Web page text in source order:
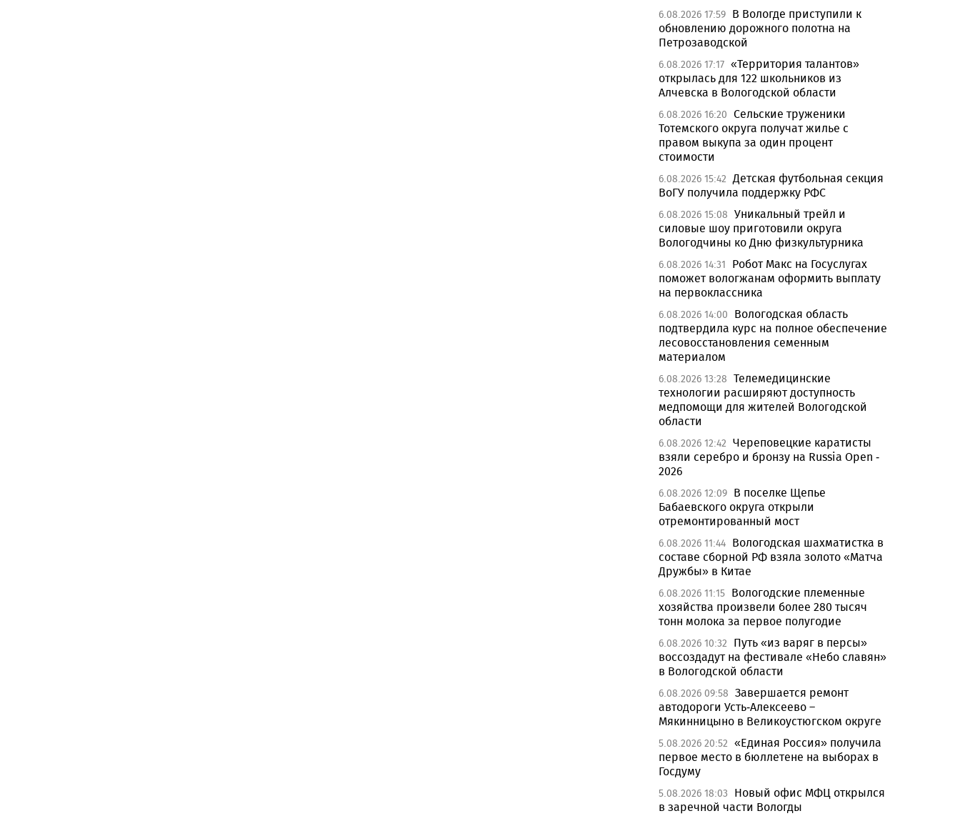
6.08.2026 17:59 В Вологде приступили к
обновлению дорожного полотна на
Петрозаводской
6.08.2026 17:17 «Территория талантов»
открылась для 122 школьников из
Алчевска в Вологодской области
6.08.2026 16:20 Сельские труженики
Тотемского округа получат жилье с
правом выкупа за один процент
стоимости
6.08.2026 15:42 Детская футбольная секция
ВоГУ получила поддержку РФС
6.08.2026 15:08 Уникальный трейл и
силовые шоу приготовили округа
Вологодчины ко Дню физкультурника
6.08.2026 14:31
Робот Макс на Госуслугах
поможет вологжанам оформить выплату
на первоклассника
6.08.2026 14:00
Вологодская область
подтвердила курс на полное обеспечение
лесовосстановления семенным
материалом
6.08.2026 13:28 Телемедицинские
технологии расширяют доступность
медпомощи для жителей Вологодской
области
6.08.2026 12:42 Череповецкие каратисты
взяли серебро и бронзу на Russia Open -
2026
6.08.2026 12:09 В поселке Щепье
Бабаевского округа открыли
отремонтированный мост
6.08.2026 11:44 Вологодская шахматистка в
составе сборной РФ взяла золото «Матча
Дружбы» в Китае
6.08.2026 11:15 Вологодские племенные
хозяйства произвели более 280 тысяч
тонн молока за первое полугодие
6.08.2026 10:32
Путь «из варяг в персы»
воссоздадут на фестивале «Небо славян»
в Вологодской области
6.08.2026 09:58 Завершается ремонт
автодороги Усть-Алексеево –
Мякинницыно в Великоустюгском округе
5.08.2026 20:52 «Единая Россия» получила
первое место в бюллетене на выборах в
Госдуму
5.08.2026 18:03
Новый офис МФЦ открылся
в заречной части Вологды